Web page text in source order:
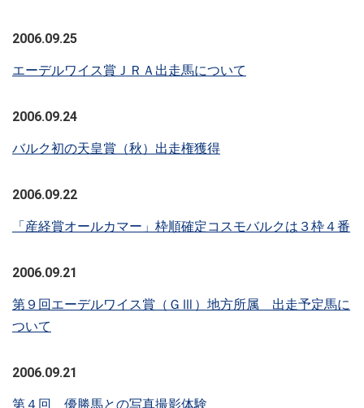
2006.09.25
エーデルワイス賞ＪＲＡ出走馬について
2006.09.24
バルク初の天皇賞（秋）出走権獲得
2006.09.22
「産経賞オールカマー」枠順確定コスモバルクは３枠４番
2006.09.21
第９回エーデルワイス賞（ＧⅢ）地方所属 出走予定馬に
ついて
2006.09.21
第４回 優勝馬との写真撮影体験